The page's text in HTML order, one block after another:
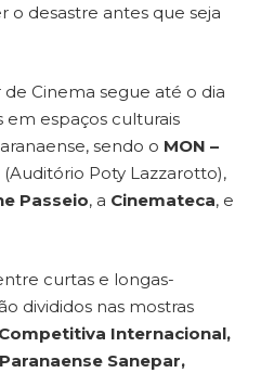
o desastre antes que seja
Cinema segue até o dia
em espaços culturais
sendo o MON –
(Auditório Poty Lazzarotto),
Passeio, a Cinemateca, e
curtas e longas-
divididos nas mostras
Competitiva Internacional,
Sanepar,